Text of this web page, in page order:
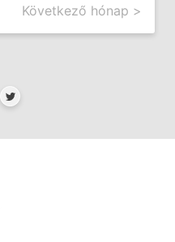
Következő hónap >